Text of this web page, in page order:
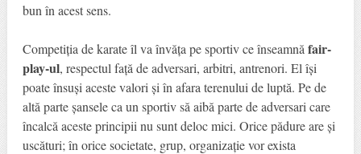
bun în acest sens.
Competiția de karate îl va învăța pe sportiv ce înseamnă fair-
play-ul, respectul față de adversari, arbitri, antrenori. El își
poate însuși aceste valori și în afara terenului de luptă. Pe de
altă parte șansele ca un sportiv să aibă parte de adversari care
încalcă aceste principii nu sunt deloc mici. Orice pădure are și
uscături; în orice societate, grup, organizație vor exista